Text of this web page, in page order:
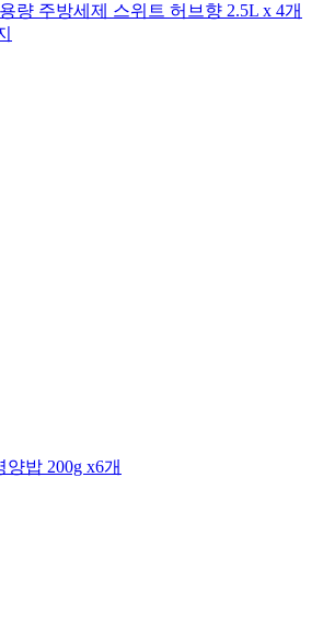
량 주방세제 스위트 허브향 2.5L x 4개
밥 200g x6개